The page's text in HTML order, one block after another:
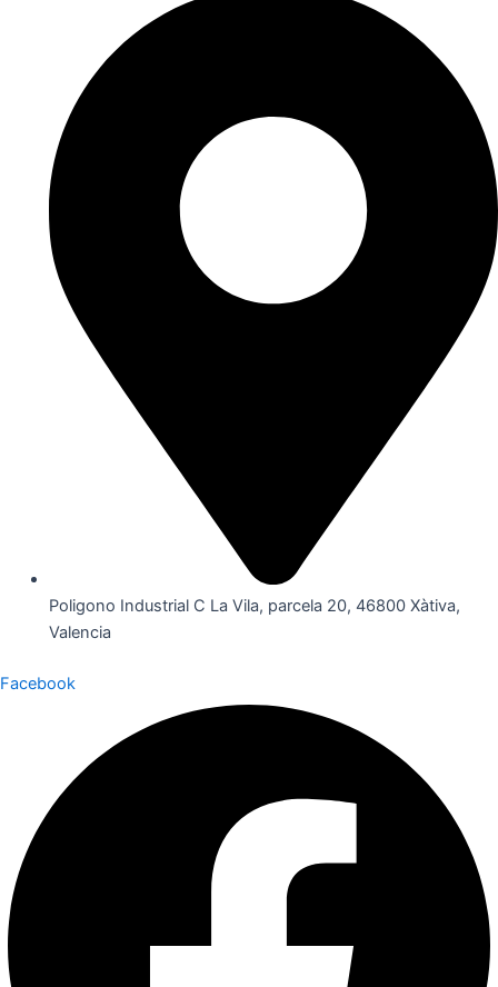
Poligono Industrial C La Vila, parcela 20, 46800 Xàtiva,
Valencia
Facebook